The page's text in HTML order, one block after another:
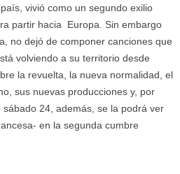
vivió como un segundo exilio
partir hacia Europa. Sin embargo
no dejó de componer canciones que
volviendo a su territorio desde
la revuelta, la nueva normalidad, el
sus nuevas producciones y, por
24, además, se la podrá ver
en la segunda cumbre